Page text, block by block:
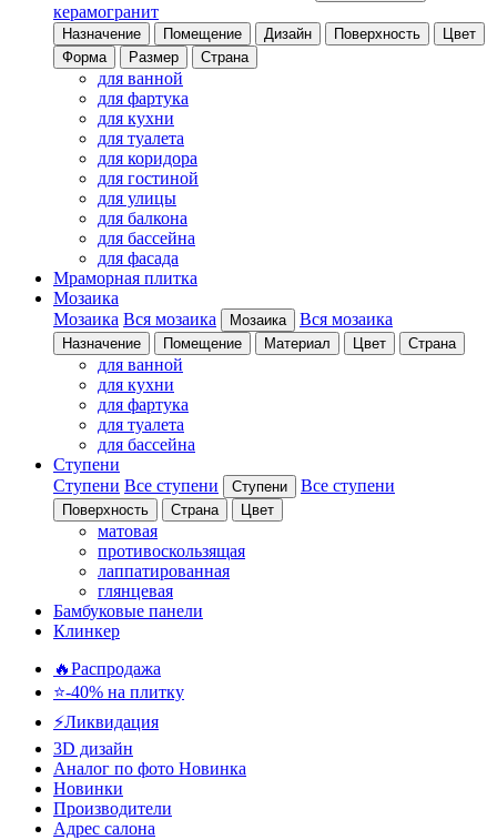
керамогранит
Назначение Помещение Дизайн Поверхность
Цвет
Форма
Размер Страна
для ванной
для фартука
для кухни
для туалета
для коридора
для гостиной
для улицы
для балкона
для бассейна
для фасада
Мраморная плитка
Мозаика
Мозаика Вся мозаика Мозаика Вся мозаика
Назначение Помещение Материал Цвет Страна
для ванной
для кухни
для фартука
для туалета
для бассейна
Ступени
Ступени Все ступени Ступени Все ступени
Поверхность Страна Цвет
матовая
противоскользящая
лаппатированная
глянцевая
Бамбуковые панели
Клинкер
🔥Распродажа
⭐-40% на плитку
⚡️Ликвидация
3D дизайн
Аналог по фото Новинка
Новинки
Производители
Адрес салона